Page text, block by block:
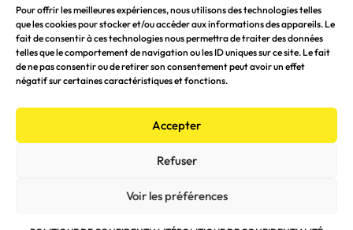
Pour offrir les meilleures expériences, nous utilisons des technologies telles
que les cookies pour stocker et/ou accéder aux informations des appareils. Le
fait de consentir à ces technologies nous permettra de traiter des données
telles que le comportement de navigation ou les ID uniques sur ce site. Le fait
de ne pas consentir ou de retirer son consentement peut avoir un effet
négatif sur certaines caractéristiques et fonctions.
Accepter
Refuser
Voir les préférences
support@poulpemedia.fr
07 62 01 54 84
Bordeaux & Gironde — Caudéran
Politique de confidentialité
Bordeaux🐙